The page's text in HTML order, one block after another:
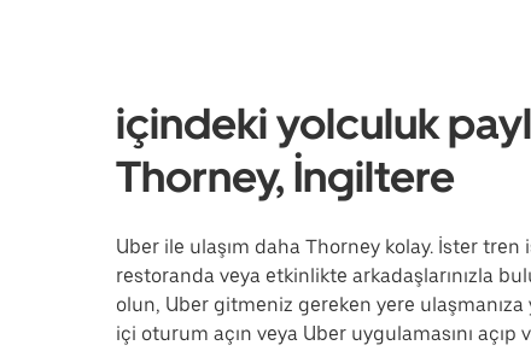
içindeki yolculuk
Thorney, İngiltere
Uber ile ulaşım daha Thorney kolay. İster
restoranda veya etkinlikte arkadaşlarınızla
olun, Uber gitmeniz gereken yere
içi oturum açın veya Uber uygulamasını açıp